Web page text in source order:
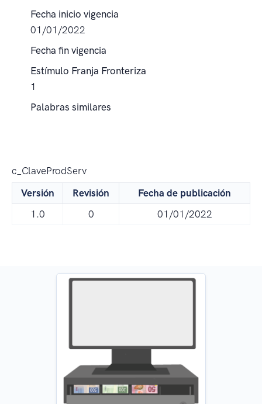
Fecha inicio vigencia
01/01/2022
Fecha fin vigencia
Estímulo Franja Fronteriza
1
Palabras similares
c_ClaveProdServ
Versión
Revisión
Fecha de publicación
1.0
0 01/01/2022